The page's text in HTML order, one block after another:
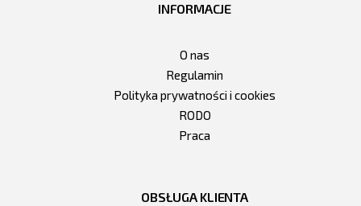
INFORMACJE
O nas
Regulamin
Polityka prywatności i cookies
RODO
Praca
OBSŁUGA KLIENTA